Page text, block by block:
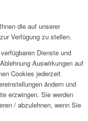
die auf unserer
Verfügung zu stellen.
Dienste und
Auswirkungen auf
Cookies jederzeit
ändern und
erzwingen. Sie werden
/ abzulehnen, wenn Sie